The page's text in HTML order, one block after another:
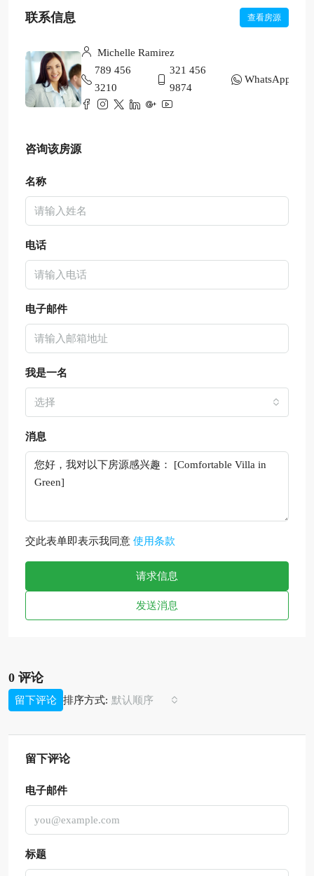
联系信息 查看房源
Michelle Ramirez
789 456
3210
321 456
9874
WhatsApp
咨询该房源
名称
电话
电子邮件
我是一名
选择
消息
交此表单即表示我同意 使用条款
请求信息
发送消息
0 评论
排序方式: 默认顺序
留下评论
留下评论
电子邮件
标题